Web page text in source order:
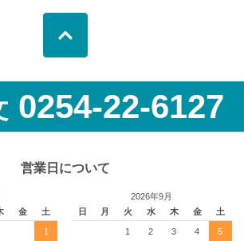
0254-22-6127
営業日について
金 土
1
2026年9月
日
月 火 水 木 金 土
1 2 3 4 5